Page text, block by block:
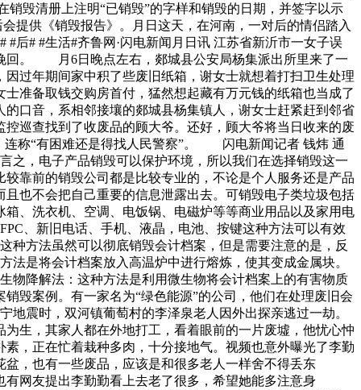
毁清册上注明“已销毁”的字样和销毁的日期，并签字以示
提供《销毁报告》。月日这天，在河南，一对后的情侣踏入
后# #生活#齐鲁网·闪电新闻月日讯 江苏省新沂市一女子误
回。 月6日晚点左右，郯城县公安局杨集派出所里来了一
过年期间家中积了些废旧纸箱，谢女士就想着打扫卫生处理
准备取钱交购房首付，猛然想起藏有万元钱的纸箱也当成了
口音，系相邻接壤的郯城县杨集镇人，谢女士赶紧赶到邻省
巡查找到了收废品的顾大爷。还好，顾大爷将当日收来的废
连称“有困难还是得找人民警察”。 闪电新闻记者 钱炜 通
之，电子产品销毁可以保护环境，所以我们在选择销毁这一
靠前的销毁公司都是比较专业的，不论是个人服务还是产品
也不会把自己重要的信息泄露出去。可销毁电子类垃圾包括
、洗衣机、空调、电饭锅、电磁炉等等商业用品以及家用电
、新旧电话、手机、液晶，电池、按键这种方法可以有效
种方法虽然可以彻底销毁会计档案，但是需要注意的是，反
是将会计档案放入高温炉中进行熔炼，使其变成金属块。
物降解法：这种方法是利用微生物将会计档案上的有害物质
毁案例。有一家名为“绿色能源”的公司，他们在处理废旧会
震时，双河镇葡萄村的李泽泉老人因外出探亲逃过一劫。
生，其家人都在外地打工，看着眼前的一片废墟，他忧心忡
正在忙着栽种多肉，十分接地气。视频也意外曝光了李勤
，也有一些废品，应该是和很多老人一样舍不得丢东
友提出李勤勤看上去老了很多，希望她能多注意身